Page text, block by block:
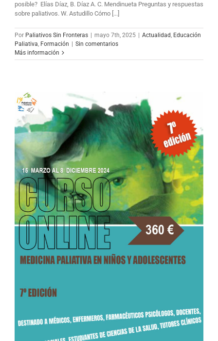
posible? Elías Díaz, B. Díaz A. C. Mendinueta Preguntas y respuestas
sobre paliativos. W. Astudillo Cómo [...]
Por Paliativos Sin Fronteras mayo 7th, 2025 Actualidad, Educación
Paliativa, Formación
Sin comentarios
Más información